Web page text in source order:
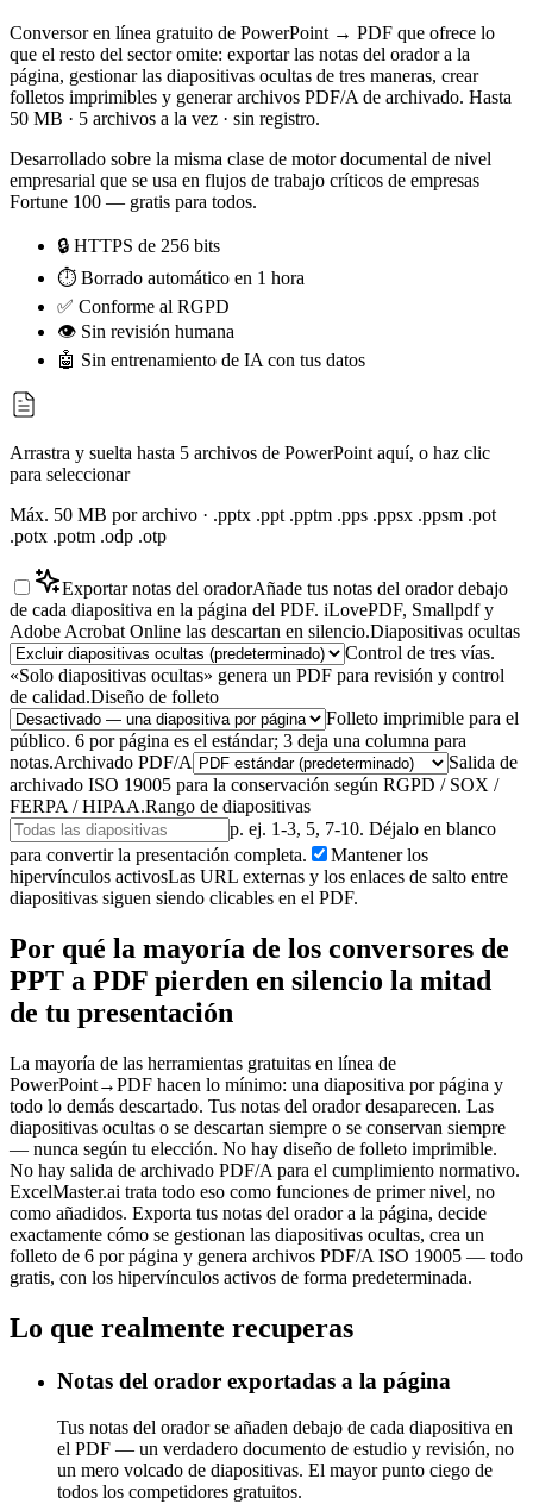
Conversor en línea gratuito de PowerPoint → PDF que ofrece lo
que el resto del sector omite: exportar las notas del orador a la
página, gestionar las diapositivas ocultas de tres maneras, crear
folletos imprimibles y generar archivos PDF/A de archivado. Hasta
50 MB · 5 archivos a la vez · sin registro.
Desarrollado sobre la misma clase de motor documental de nivel
empresarial que se usa en flujos de trabajo críticos de empresas
Fortune 100 — gratis para todos.
🔒 HTTPS de 256 bits
⏱ Borrado automático en 1 hora
✅ Conforme al RGPD
👁 Sin revisión humana
🤖 Sin entrenamiento de IA con tus datos
Arrastra y suelta hasta 5 archivos de PowerPoint aquí, o haz clic
para seleccionar
Máx. 50 MB por archivo · .pptx .ppt .pptm .pps .ppsx .ppsm .pot
.potx .potm .odp .otp
Exportar notas del oradorAñade tus notas del orador debajo
de cada diapositiva en la página del PDF. iLovePDF, Smallpdf y
Adobe Acrobat Online las descartan en silencio.Diapositivas ocultas
Control de tres vías.
«Solo diapositivas ocultas» genera un PDF para revisión y control
de calidad.Diseño de folleto
Folleto imprimible para el
público. 6 por página es el estándar; 3 deja una columna para
notas.Archivado PDF/A
Salida de
archivado ISO 19005 para la conservación según RGPD / SOX /
FERPA / HIPAA.Rango de diapositivas
p. ej. 1-3, 5, 7-10. Déjalo en blanco
para convertir la presentación completa.
Mantener los
hipervínculos activosLas URL externas y los enlaces de salto entre
diapositivas siguen siendo clicables en el PDF.
Por qué la mayoría de los conversores de
PPT a PDF pierden en silencio la mitad
de tu presentación
La mayoría de las herramientas gratuitas en línea de
PowerPoint→PDF hacen lo mínimo: una diapositiva por página y
todo lo demás descartado. Tus notas del orador desaparecen. Las
diapositivas ocultas o se descartan siempre o se conservan siempre
— nunca según tu elección. No hay diseño de folleto imprimible.
No hay salida de archivado PDF/A para el cumplimiento normativo.
ExcelMaster.ai trata todo eso como funciones de primer nivel, no
como añadidos. Exporta tus notas del orador a la página, decide
exactamente cómo se gestionan las diapositivas ocultas, crea un
folleto de 6 por página y genera archivos PDF/A ISO 19005 — todo
gratis, con los hipervínculos activos de forma predeterminada.
Lo que realmente recuperas
Notas del orador exportadas a la página
Tus notas del orador se añaden debajo de cada diapositiva en
el PDF — un verdadero documento de estudio y revisión, no
un mero volcado de diapositivas. El mayor punto ciego de
todos los competidores gratuitos.